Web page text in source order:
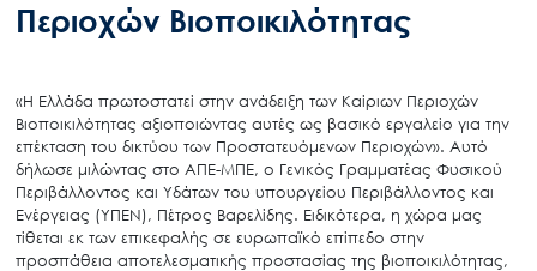
Περιοχών Βιοποικιλότητας
«Η Ελλάδα πρωτοστατεί στην ανάδειξη των Καίριων Περιοχών
Βιοποικιλότητας αξιοποιώντας αυτές ως βασικό εργαλείο για την
επέκταση του δικτύου των Προστατευόμενων Περιοχών». Αυτό
δήλωσε μιλώντας στο ΑΠΕ-ΜΠΕ, ο Γενικός Γραμματέας Φυσικού
Περιβάλλοντος και Υδάτων του υπουργείου Περιβάλλοντος και
Ενέργειας (ΥΠΕΝ), Πέτρος Βαρελίδης. Ειδικότερα, η χώρα μας
τίθεται εκ των επικεφαλής σε ευρωπαϊκό επίπεδο στην
προσπάθεια αποτελεσματικής προστασίας της βιοποικιλότητας,